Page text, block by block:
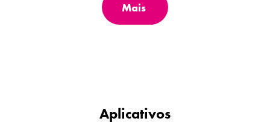
Mais
Aplicativos